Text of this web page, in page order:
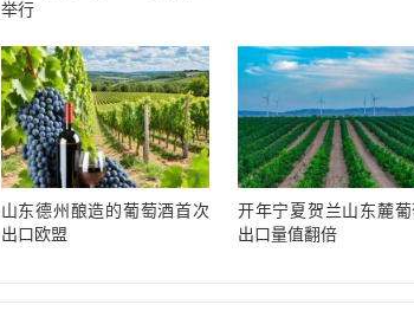
举行
山东德州酿造的葡萄酒首次
出口欧盟
开年宁夏贺兰山东麓葡
出口量值翻倍